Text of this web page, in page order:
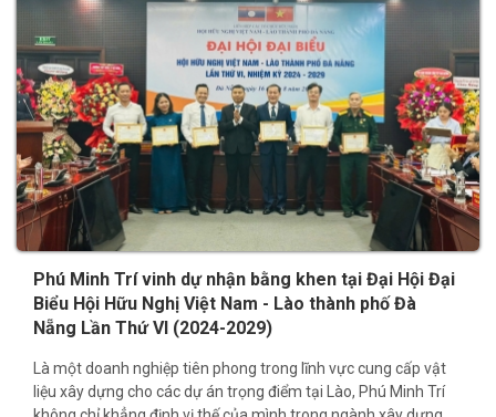
Phú Minh Trí vinh dự nhận bằng khen tại Đại Hội Đại
Biểu Hội Hữu Nghị Việt Nam - Lào thành phố Đà
Nẵng Lần Thứ VI (2024-2029)
Là một doanh nghiệp tiên phong trong lĩnh vực cung cấp vật
liệu xây dựng cho các dự án trọng điểm tại Lào, Phú Minh Trí